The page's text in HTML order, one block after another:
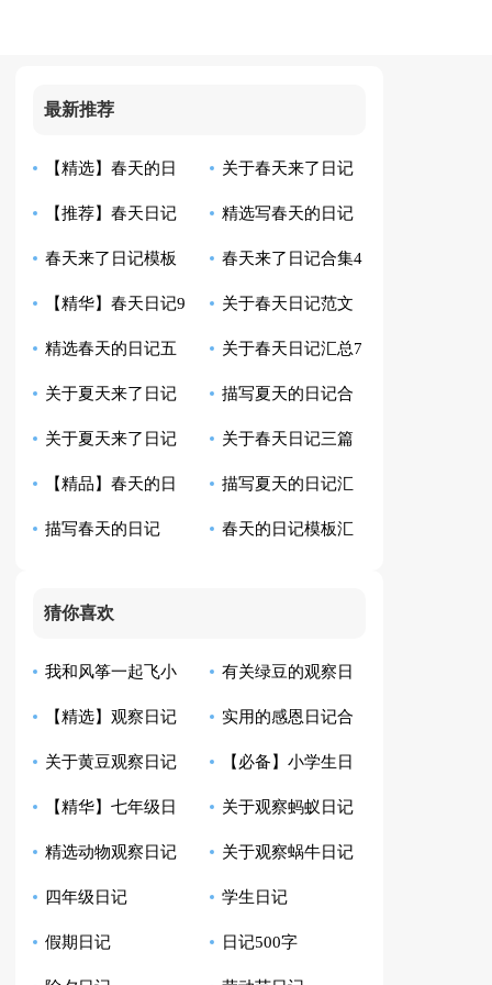
最新推荐
【精选】春天的日
记汇编八篇
关于春天来了日记
汇总10篇
【推荐】春天日记
集合7篇
精选写春天的日记
合集十篇
春天来了日记模板
集合6篇
春天来了日记合集4
篇
【精华】春天日记9
篇
关于春天日记范文
六篇
精选春天的日记五
篇
关于春天日记汇总7
篇
关于夏天来了日记
范文集锦6篇
描写夏天的日记合
集十篇
关于夏天来了日记
模板7篇
关于春天日记三篇
【精品】春天的日
记汇总8篇
描写夏天的日记汇
编四篇
描写春天的日记 春天的日记模板汇
猜你喜欢
我和风筝一起飞小
学生日记
有关绿豆的观察日
记模板汇总10篇
【精选】观察日记
汇总9篇
实用的感恩日记合
集8篇
关于黄豆观察日记
合集八篇
【必备】小学生日
记范文汇总四篇
【精华】七年级日
记集锦10篇
关于观察蚂蚁日记
范文6篇
精选动物观察日记
四篇
关于观察蜗牛日记
范文七篇
四年级日记 学生日记
假期日记 日记500字